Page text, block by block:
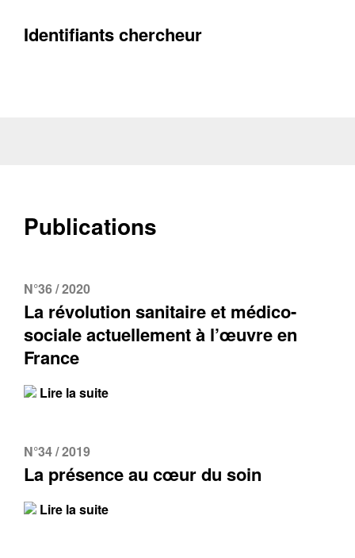
Identifiants chercheur
Publications
N°36 / 2020
La révolution sanitaire et médico-
sociale actuellement à l’œuvre en
France
Lire la suite
N°34 / 2019
La présence au cœur du soin
Lire la suite